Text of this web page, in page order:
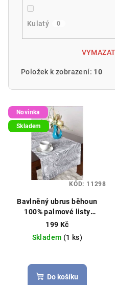
Kulatý 0
Položek k zobrazení: 10
V
ý
p
Novinka
Skladem
Bavlněný ubrus běhoun
100% palmové listy
40x100cm šedý
199 Kč
Skladem (1 ks)
Do košíku
KÓD: 11298